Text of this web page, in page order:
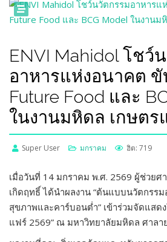
ENVI Mahidol โชว์
อาหารแห่งอนาคต ขั
Future Food และ
ในงานมหิดล เกษตร
Super User มกราคม ฮิต: 719
เมื่อวันที่ 14 มกราคม พ.ศ. 2569 ผู้ช่วยศ
เกิดฤทธิ์ ได้นำผลงาน “ต้นแบบนวัตกรรม
สุขภาพและคาร์บอนต่ำ” เข้าร่วมจัดแสด
แฟร์ 2569” ณ มหาวิทยาลัยมหิดล ศาลา